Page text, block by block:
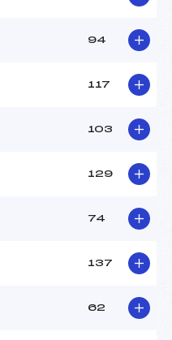
94
117
103
129
74
137
62